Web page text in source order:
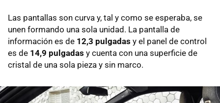
Las pantallas son curva y, tal y como se esperaba, se
unen formando una sola unidad. La pantalla de
información es de 12,3 pulgadas y el panel de control
es de 14,9 pulgadas y cuenta con una superficie de
cristal de una sola pieza y sin marco.